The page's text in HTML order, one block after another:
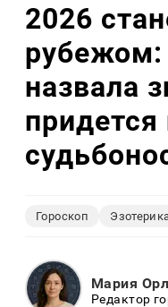
2026
рубежом:
назвала
придется
Гороскоп
Мария
Редактор